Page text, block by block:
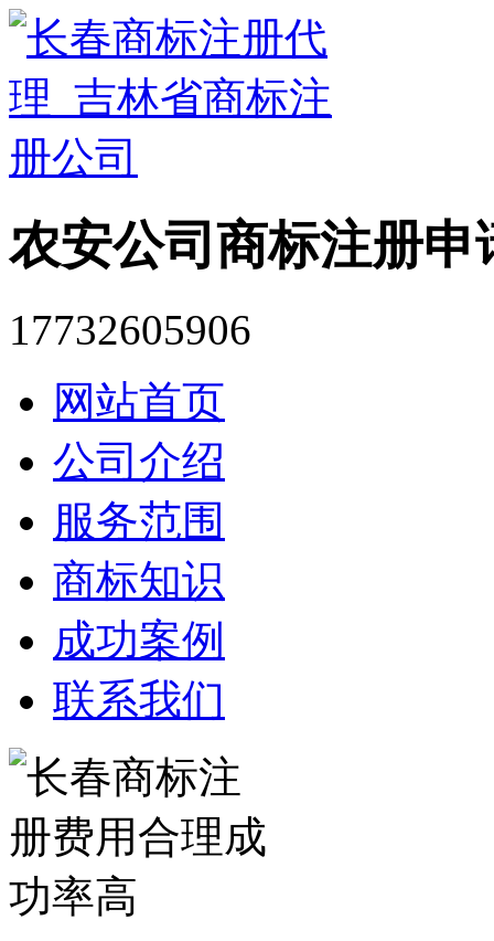
农安公司商标注册申
17732605906
网站首页
公司介绍
服务范围
商标知识
成功案例
联系我们